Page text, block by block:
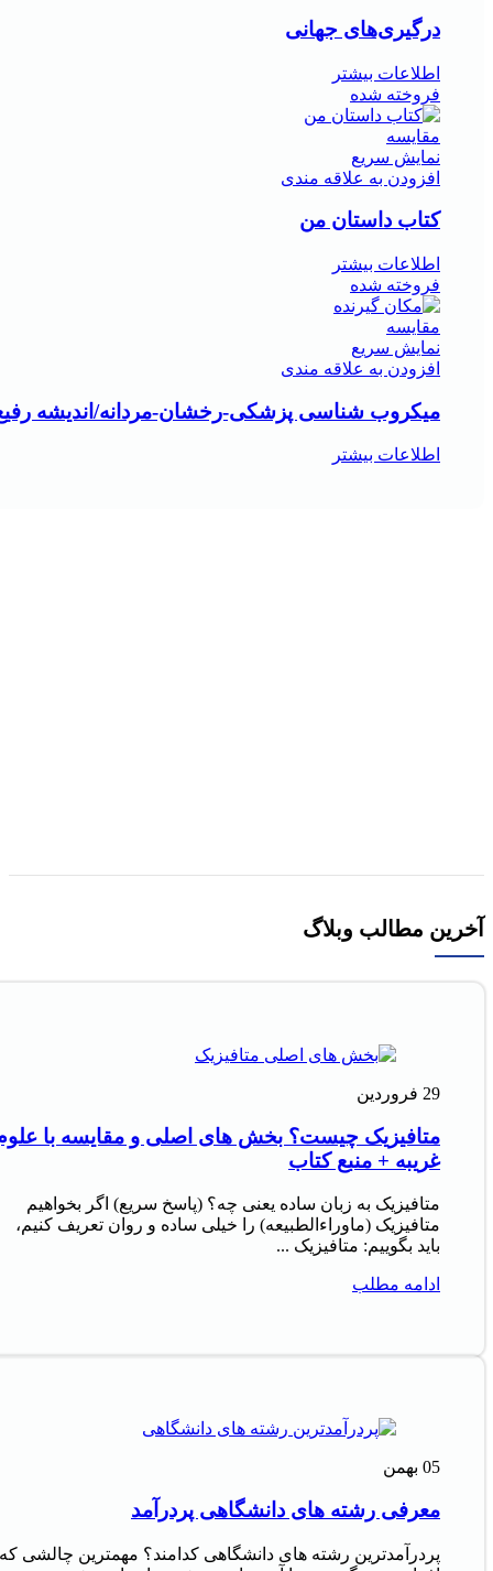
درگیری‌های جهانی
اطلاعات بیشتر
فروخته شده
مقايسه
نمایش سریع
افزودن به علاقه مندی
کتاب داستان من
اطلاعات بیشتر
فروخته شده
مقايسه
نمایش سریع
افزودن به علاقه مندی
میکروب شناسی پزشکی-رخشان-مردانه/اندیشه
اطلاعات بیشتر
آخرین مطالب وبلاگ
29 فروردین
متافیزیک چیست؟ بخش های اصلی و مقایسه با
غریبه + منبع کتاب
متافیزیک به زبان ساده یعنی چه؟ (پاسخ سریع) اگر بخواهیم
متافیزیک (ماوراءالطبیعه) را خیلی ساده و روان تعریف کنیم،
باید بگوییم: متافیزیک ...
ادامه مطلب
05 بهمن
معرفی رشته های دانشگاهی پردرآمد
پردرآمدترین رشته های دانشگاهی کدامند؟ مهمترین چالشی که